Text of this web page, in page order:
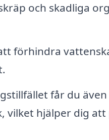
och skadliga
förhindra
får du
vilket hjälper dig